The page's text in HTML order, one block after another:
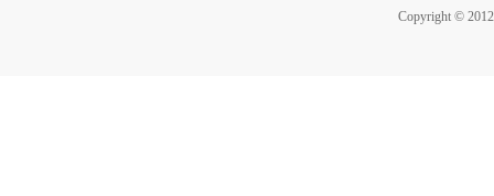
Copyright ©